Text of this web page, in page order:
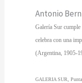
Antonio
Galería Sur
celebra con una
(Argentina, 1905-
GALERIA SUR,